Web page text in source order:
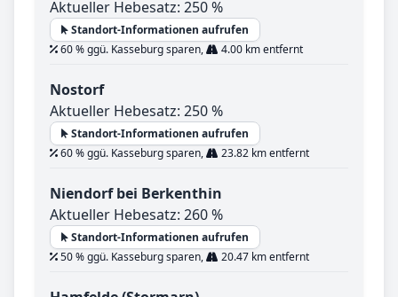
Aktueller Hebesatz: 250 %
Standort-Informationen aufrufen
60 % ggü. Kasseburg sparen,
4.00 km entfernt
Nostorf
Aktueller Hebesatz: 250 %
Standort-Informationen aufrufen
60 % ggü. Kasseburg sparen,
23.82 km entfernt
Niendorf bei Berkenthin
Aktueller Hebesatz: 260 %
Standort-Informationen aufrufen
50 % ggü. Kasseburg sparen,
20.47 km entfernt